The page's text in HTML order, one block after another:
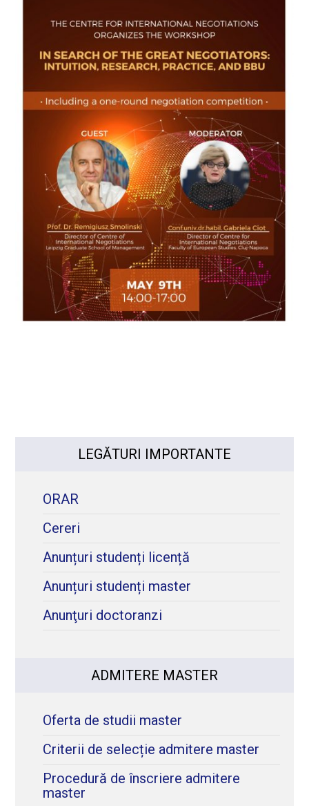
LEGĂTURI IMPORTANTE
ORAR
Cereri
Anunțuri studenți licență
Anunțuri studenți master
Anunţuri doctoranzi
ADMITERE MASTER
Oferta de studii master
Criterii de selecție admitere master
Procedură de înscriere admitere
master